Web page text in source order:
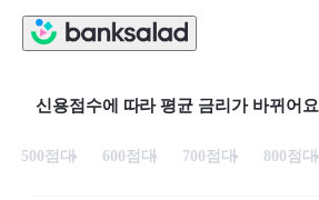
신용점수에 따라 평균 금리가 바뀌어요
500점대 600점대 700점대 800점대